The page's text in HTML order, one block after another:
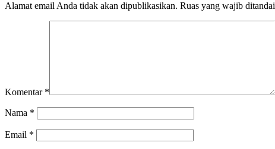
Alamat email Anda tidak akan dipublikasikan. Ruas yang wajib ditandai
Komentar *
Nama *
Email *